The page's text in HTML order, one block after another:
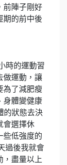
前陣子剛好
期的前中後
時的運動習
做運動，讓
為了減肥瘦
身體變健康
的狀態去決
會選擇休
些低強度的
過後我就會
，盡量以上